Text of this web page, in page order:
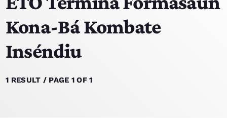
HOME
NOTISIA
EKIPA
TOP 15
Kona-Bá Kombate
Inséndiu
1 RESULT / PAGE 1 OF 1